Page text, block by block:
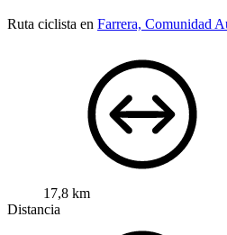
Ruta ciclista en Farrera, Comunidad
17,8 km
Distancia